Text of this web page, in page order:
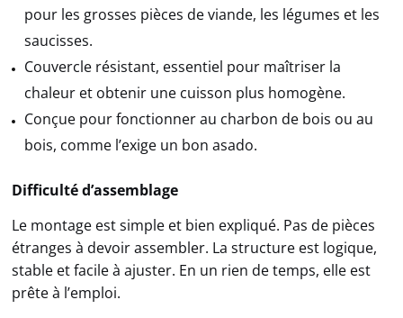
pour les grosses pièces de viande, les légumes et les
saucisses.
Couvercle résistant, essentiel pour maîtriser la
chaleur et obtenir une cuisson plus homogène.
Conçue pour fonctionner au charbon de bois ou au
bois, comme l’exige un bon asado.
Difficulté d’assemblage
Le montage est simple et bien expliqué. Pas de pièces
étranges à devoir assembler. La structure est logique,
stable et facile à ajuster. En un rien de temps, elle est
prête à l’emploi.